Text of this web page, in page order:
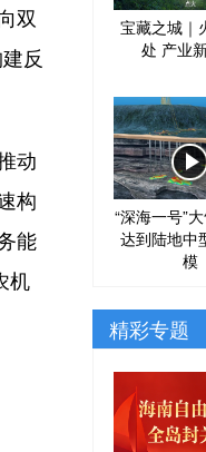
双
反
动
构
能
机
宝藏之城｜
处 产业
“深海一号”
达到陆地中
模
精彩专题